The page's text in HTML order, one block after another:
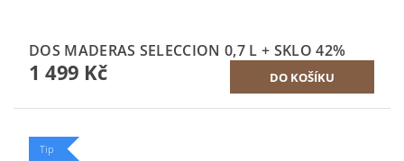
DOS MADERAS SELECCION 0,7 L + SKLO 42%
1 499 Kč
Tip